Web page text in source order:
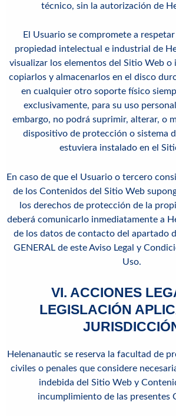
técnico, sin la autorización de
El Usuario se compromete a
propiedad intelectual e industrial de
visualizar los elementos del Sitio Web
copiarlos y almacenarlos en el disco
en cualquier otro soporte físico
exclusivamente, para su uso
embargo, no podrá suprimir, alterar, o
dispositivo de protección o sistema
estuviera instalado en el
En caso de que el Usuario o tercero
de los Contenidos del Sitio Web
los derechos de protección de la
deberá comunicarlo inmediatamente a
de los datos de contacto del apartado
GENERAL de este Aviso Legal y
Uso.
VI. ACCIONES
LEGISLACIÓN
Helenanautic se reserva la facultad de
civiles o penales que considere
indebida del Sitio Web y
incumplimiento de las presentes